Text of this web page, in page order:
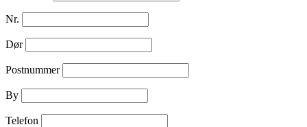
Nr.
Dør
Postnummer
By
Telefon